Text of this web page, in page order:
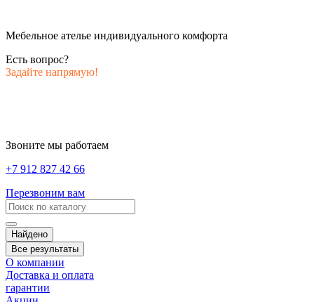
Мебельное ателье индивидуального комфорта
Есть вопрос?
Задайте напрямую!
Звоните мы работаем
+7 912 827 42 66
Перезвоним вам
Найдено
Все результаты
О компании
Доставка и оплата
гарантии